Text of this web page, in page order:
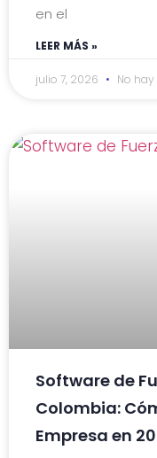
en el
LEER MÁS »
julio 7, 2026 No
Software de
Colombia:
Empresa en